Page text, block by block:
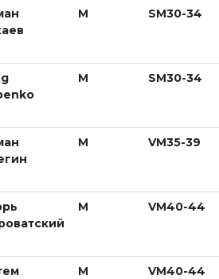
М SM30-34
М SM30-34
М VM35-39
М VM40-44
М VM40-44